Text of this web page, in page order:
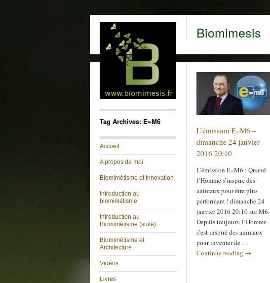
Biomimesis
Tag Archives: E=M6
Accueil
A propos de moi
Biomimétisme et Innovation
Introduction au
biomimétisme
Introduction au
Biomimétisme (suite)
Biomimétisme et
Architecture
Vidéos
Livres
L’émission E=M6 –
dimanche 24 janvier
2016 20:10
L’émission E=M6 : Quand
l’Homme s’inspire des
animaux pour être plus
performant ! dimanche 24
janvier 2016 20:10 sur M6.
Depuis toujours, l’Homme
s’est inspiré des animaux
pour inventer de …
Continue reading →